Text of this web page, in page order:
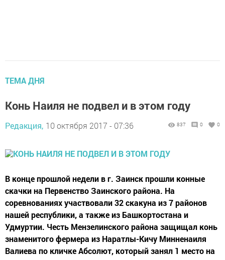
ТЕМА ДНЯ
Конь Наиля не подвел и в этом году
Редакция, 10 октября 2017 - 07:36 837 0 0
В конце прошлой недели в г. Заинск прошли конные
скачки на Первенство Заинского района. На
соревнованиях участвовали 32 скакуна из 7 районов
нашей республики, а также из Башкортостана и
Удмуртии. Честь Мензелинского района защищал конь
знаменитого фермера из Наратлы-Кичу Минненаиля
Валиева по кличке Абсолют, который занял 1 место на